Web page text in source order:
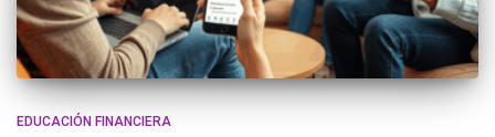
EDUCACIÓN FINANCIERA